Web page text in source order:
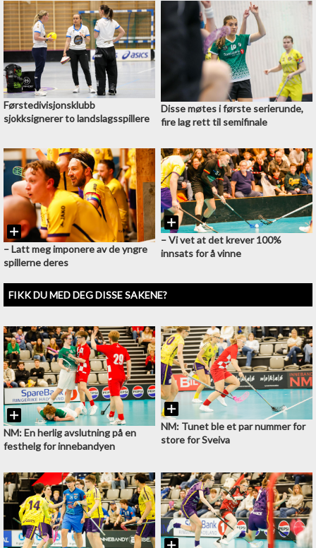
Førstedivisjonsklubb
sjokksignerer to landslagsspillere
Disse møtes i første serierunde,
fire lag rett til semifinale
–⁠ Latt meg imponere av de yngre
spillerne deres
–⁠ Vi vet at det krever 100%
innsats for å vinne
FIKK DU MED DEG DISSE SAKENE?
NM: En herlig avslutning på en
festhelg for innebandyen
NM: Tunet ble et par nummer for
store for Sveiva